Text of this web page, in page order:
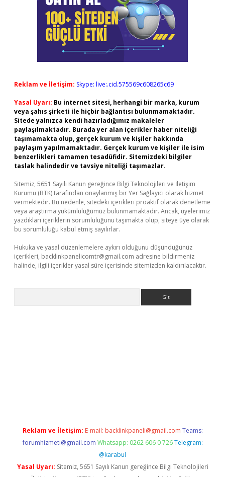
Reklam ve İletişim: Skype: live:.cid.575569c608265c69
Yasal Uyarı: Bu internet sitesi, herhangi bir marka, kurum
veya şahıs şirketi ile hiçbir bağlantısı bulunmamaktadır.
Sitede yalnızca kendi hazırladığımız makaleler
paylaşılmaktadır. Burada yer alan içerikler haber niteliği
taşımamakta olup, gerçek kurum ve kişiler hakkında
paylaşım yapılmamaktadır. Gerçek kurum ve kişiler ile isim
benzerlikleri tamamen tesadüfidir. Sitemizdeki bilgiler
taslak halindedir ve tavsiye niteliği taşımazlar.
Sitemiz, 5651 Sayılı Kanun gereğince Bilgi Teknolojileri ve İletişim
Kurumu (BTK) tarafından onaylanmış bir Yer Sağlayıcı olarak hizmet
vermektedir. Bu nedenle, sitedeki içerikleri proaktif olarak denetleme
veya araştırma yükümlülüğümüz bulunmamaktadır. Ancak, üyelerimiz
yazdıkları içeriklerin sorumluluğunu taşımakta olup, siteye üye olarak
bu sorumluluğu kabul etmiş sayılırlar.
Hukuka ve yasal düzenlemelere aykırı olduğunu düşündüğünüz
içerikleri, backlinkpanelicomtr@gmail.com adresine bildirmeniz
halinde, ilgili içerikler yasal süre içerisinde sitemizden kaldırılacaktır.
Reklam ve İletişim: E-mail: backlinkpaneli@gmail.com Teams:
forumhizmeti@gmail.com Whatsapp: 0262 606 0 726 Telegram:
@karabul
Yasal Uyarı: Sitemiz, 5651 Sayılı Kanun gereğince Bilgi Teknolojileri